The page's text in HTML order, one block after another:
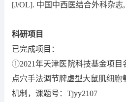
[J/OL]. 中国中西医结合外科杂志,
科研项目
已完成项目：
①2021年天津医院科技基金项目
点穴手法调节脾虚型大鼠肌细胞
机制，课题号：Tjyy2107